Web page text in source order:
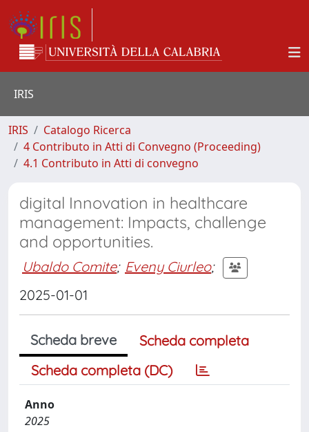
IRIS
IRIS
Catalogo Ricerca
4 Contributo in Atti di Convegno (Proceeding)
4.1 Contributo in Atti di convegno
digital Innovation in healthcare
management: Impacts, challenge
and opportunities.
Ubaldo Comite; Eveny Ciurleo;
2025-01-01
Scheda breve
Scheda completa
Scheda completa (DC)
Anno
2025